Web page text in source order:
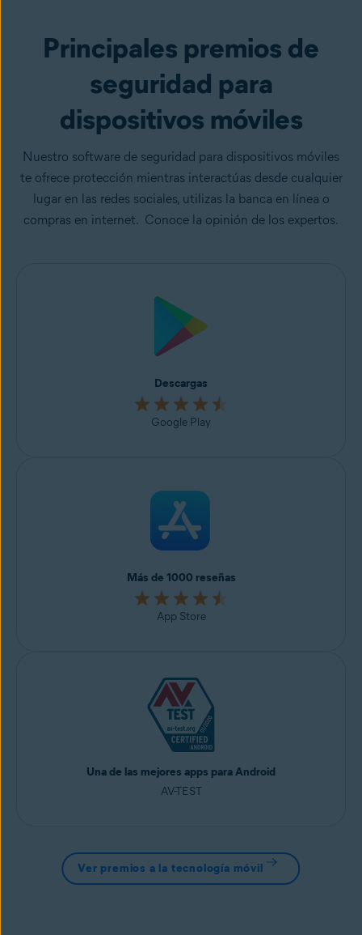
Principales premios de
seguridad para
dispositivos móviles
Nuestro software de seguridad para dispositivos móviles
te ofrece protección mientras interactúas desde cualquier
lugar en las redes sociales, utilizas la banca en línea o
compras en internet. Conoce la opinión de los expertos.
Descargas
Google Play
Más de 1000 reseñas
App Store
Una de las mejores apps para Android
AV-TEST
Ver premios a la tecnología móvil